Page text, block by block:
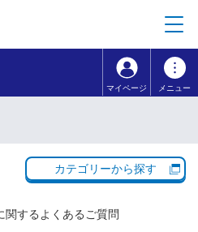
ビゲーションへ移動
マイページ メニュー
カテゴリーから探す
関するよくあるご質問